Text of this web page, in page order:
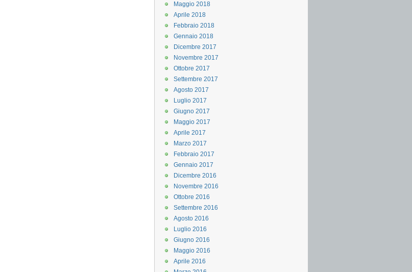
Maggio 2018
Aprile 2018
Febbraio 2018
Gennaio 2018
Dicembre 2017
Novembre 2017
Ottobre 2017
Settembre 2017
Agosto 2017
Luglio 2017
Giugno 2017
Maggio 2017
Aprile 2017
Marzo 2017
Febbraio 2017
Gennaio 2017
Dicembre 2016
Novembre 2016
Ottobre 2016
Settembre 2016
Agosto 2016
Luglio 2016
Giugno 2016
Maggio 2016
Aprile 2016